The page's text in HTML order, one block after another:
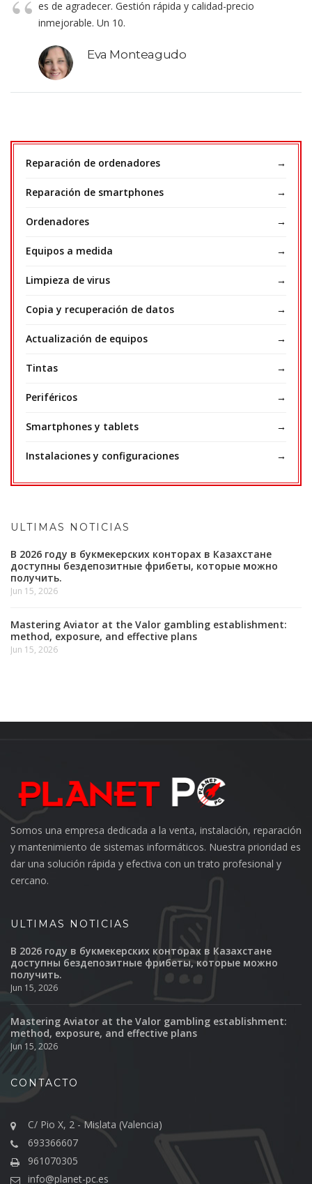
es de agradecer. Gestión rápida y calidad-precio
inmejorable. Un 10.
Eva Monteagudo
Reparación de ordenadores
Reparación de smartphones
Ordenadores
Equipos a medida
Limpieza de virus
Copia y recuperación de datos
Actualización de equipos
Tintas
Periféricos
Smartphones y tablets
Instalaciones y configuraciones
ULTIMAS NOTICIAS
В 2026 году в букмекерских конторах в Казахстане
доступны бездепозитные фрибеты, которые можно
получить.
Jun 15, 2026
Mastering Aviator at the Valor gambling establishment:
method, exposure, and effective plans
Jun 15, 2026
Somos una empresa dedicada a la venta, instalación, reparación
y mantenimiento de sistemas informáticos. Nuestra prioridad es
dar una solución rápida y efectiva con un trato profesional y
cercano.
ULTIMAS NOTICIAS
В 2026 году в букмекерских конторах в Казахстане
доступны бездепозитные фрибеты, которые можно
получить.
Jun 15, 2026
Mastering Aviator at the Valor gambling establishment:
method, exposure, and effective plans
Jun 15, 2026
CONTACTO
C/ Pio X, 2 - Mislata (Valencia)
693366607
961070305
info@planet-pc.es